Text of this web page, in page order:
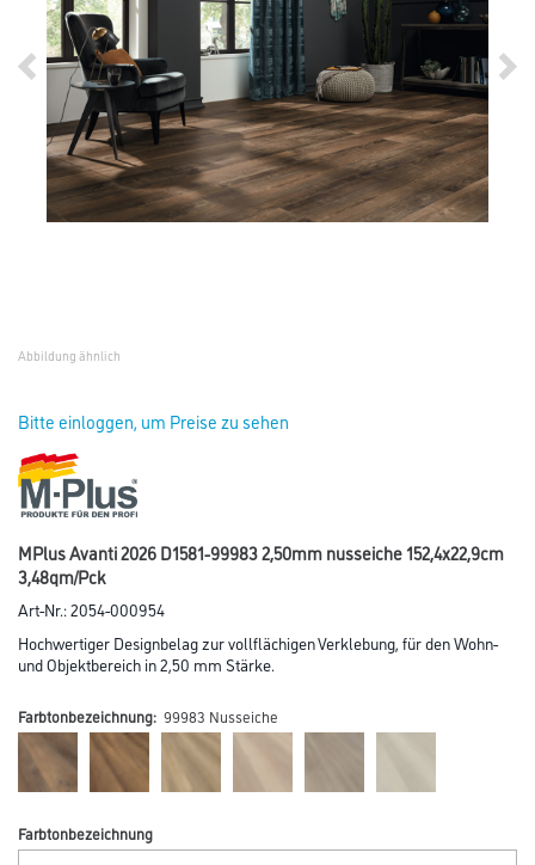
Abbildung ähnlich
Bitte einloggen, um Preise zu sehen
MPlus Avanti 2026 D1581-99983 2,50mm nusseiche 152,4x22,9cm
3,48qm/Pck
Art-Nr.:2054-000954
Hochwertiger Designbelag zur vollflächigen Verklebung, für den Wohn-
und Objektbereich in 2,50 mm Stärke.
Farbtonbezeichnung: 99983 Nusseiche
Farbtonbezeichnung